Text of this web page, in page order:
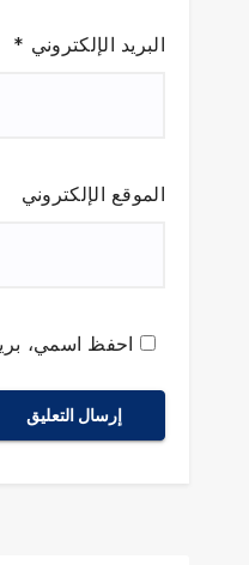
البريد الإلكتروني *
الموقع الإلكتروني
احفظ اسمي،